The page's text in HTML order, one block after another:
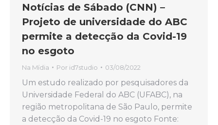
Notícias de Sábado (CNN) –
Projeto de universidade do ABC
permite a detecção da Covid-19
no esgoto
Na Mídia Por id7studio 03/08/2022
Um estudo realizado por pesquisadores da
Universidade Federal do ABC (UFABC), na
região metropolitana de São Paulo, permite
a detecção da Covid-19 no esgoto Fonte: